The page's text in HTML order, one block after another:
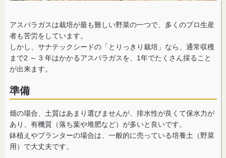
アスパラガスは栽培が最も難しい野菜の一つで、多くのプロ生産
者も苦労をしています。
しかし、サナテックシードの「とりっきり栽培」なら、通常収穫
まで2 ～ 3 年はかかるアスパラガスを、1年でたくさん採ること
が出来ます。
準備
畑の場合、土質はあまり選びませんが、排水性が良くて保水力が
あり、有機質（落ち葉や堆肥など）が多いと良いです。
鉢植えやプランターの場合は、一般的に売っている培養土（野菜
用）で大丈夫です。